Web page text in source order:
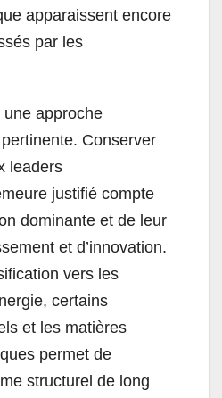
apparaissent encore
par les
approche
Conserver
leaders
justifié compte
dominante et de leur
et d’innovation.
vers les
certains
et les matières
permet de
structurel de long